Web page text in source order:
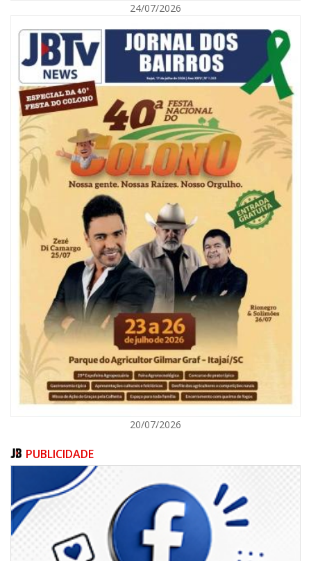
09/08/2026 | 07:00
Painel NIMOB 2026 reúne as principais lideranças para debater o futuro
econômico e imobiliário de Itajaí
BALNEÁRIO CAMBORIÚ
24/07/2026
20/07/2026
PUBLICIDADE